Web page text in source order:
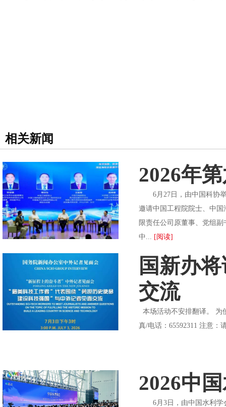
相关新闻
2026年
6月27日，由中国科协举
邀请中国工程院院士、中
限责任公司原董事、党组
中... [阅读]
国新办
交流
本场活动不安排翻译。 为
真/电话：65592311 注意
2026中
6月3日，由中国水利学